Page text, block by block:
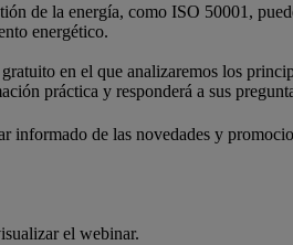
de la energía, como ISO 50001,
energético.
en el que analizaremos los
práctica y responderá a sus
informado de las novedades y
el webinar.